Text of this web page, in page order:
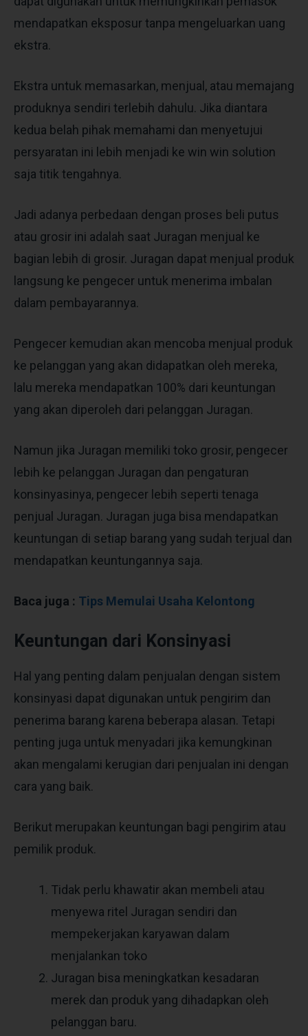
mendapatkan eksposur tanpa mengeluarkan uang
ekstra.
Ekstra untuk memasarkan, menjual, atau memajang
produknya sendiri terlebih dahulu. Jika diantara
kedua belah pihak memahami dan menyetujui
persyaratan ini lebih menjadi ke win win solution
saja titik tengahnya.
Jadi adanya perbedaan dengan proses beli putus
atau grosir ini adalah saat Juragan menjual ke
bagian lebih di grosir. Juragan dapat menjual produk
langsung ke pengecer untuk menerima imbalan
dalam pembayarannya.
Pengecer kemudian akan mencoba menjual produk
ke pelanggan yang akan didapatkan oleh mereka,
lalu mereka mendapatkan 100% dari keuntungan
yang akan diperoleh dari pelanggan Juragan.
Namun jika Juragan memiliki toko grosir, pengecer
lebih ke pelanggan Juragan dan pengaturan
konsinyasinya, pengecer lebih seperti tenaga
penjual Juragan. Juragan juga bisa mendapatkan
keuntungan di setiap barang yang sudah terjual dan
mendapatkan keuntungannya saja.
Baca juga : Tips Memulai Usaha Kelontong
Keuntungan dari Konsinyasi
Hal yang penting dalam penjualan dengan sistem
konsinyasi dapat digunakan untuk pengirim dan
penerima barang karena beberapa alasan. Tetapi
penting juga untuk menyadari jika kemungkinan
akan mengalami kerugian dari penjualan ini dengan
cara yang baik.
Berikut merupakan keuntungan bagi pengirim atau
pemilik produk.
Tidak perlu khawatir akan membeli atau
menyewa ritel Juragan sendiri dan
mempekerjakan karyawan dalam
menjalankan toko
Juragan bisa meningkatkan kesadaran
merek dan produk yang dihadapkan oleh
pelanggan baru.